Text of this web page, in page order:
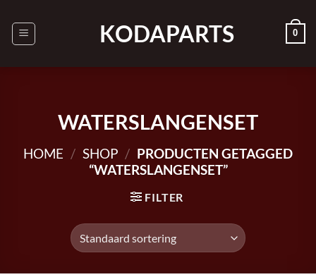
naar
inhoud
KODAPARTS 0
WATERSLANGENSET
HOME / SHOP / PRODUCTEN GETAGGED
“WATERSLANGENSET”
FILTER